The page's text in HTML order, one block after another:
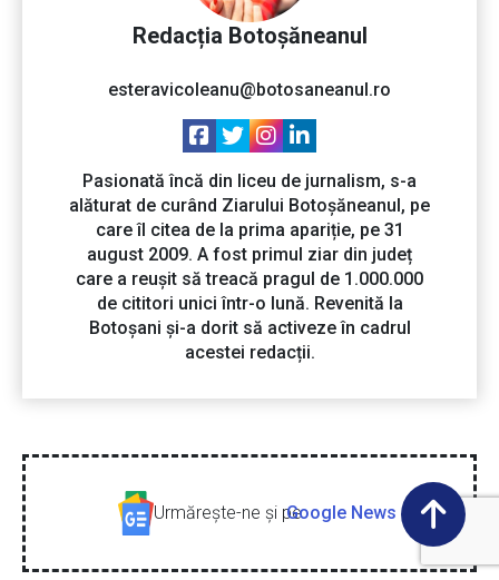
Redacția Botoșăneanul
esteravicoleanu@botosaneanul.ro
Pasionată încă din liceu de jurnalism, s-a
alăturat de curând Ziarului Botoșăneanul, pe
care îl citea de la prima apariție, pe 31
august 2009. A fost primul ziar din județ
care a reușit să treacă pragul de 1.000.000
de cititori unici într-o lună. Revenită la
Botoșani și-a dorit să activeze în cadrul
acestei redacții.
Urmăreşte-ne şi peGoogle News